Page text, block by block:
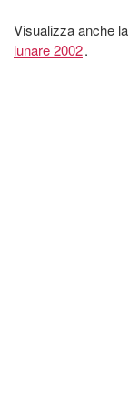
Visualizza anche
lunare 2002.